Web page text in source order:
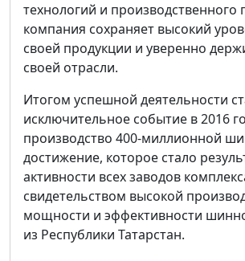
технологий и производственного
компания сохраняет высокий
своей продукции и уверенно
своей отрасли.
Итогом успешной деятельности
исключительное событие в 2016
производство 400-миллионной
достижение, которое стало
активности всех заводов
свидетельством высокой
мощности и эффективности
из Республики Татарстан.